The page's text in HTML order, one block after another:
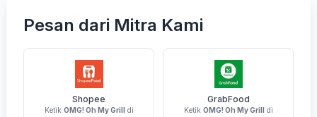
Pesan dari Mitra Kami
Shopee
Ketik OMG! Oh My Grill di
GrabFood
Ketik OMG! Oh My Grill di